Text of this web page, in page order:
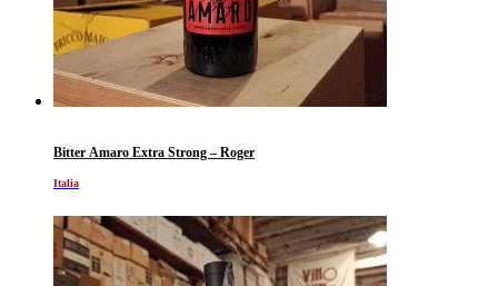
Bitter Amaro Extra Strong – Roger
Italia